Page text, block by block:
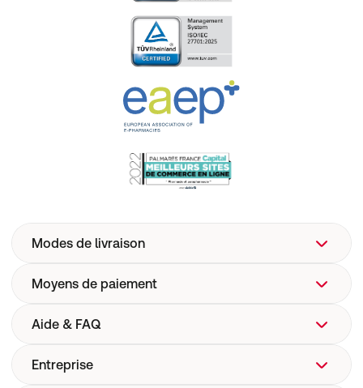
Modes de livraison
Moyens de paiement
Aide & FAQ
FAQ
Entreprise